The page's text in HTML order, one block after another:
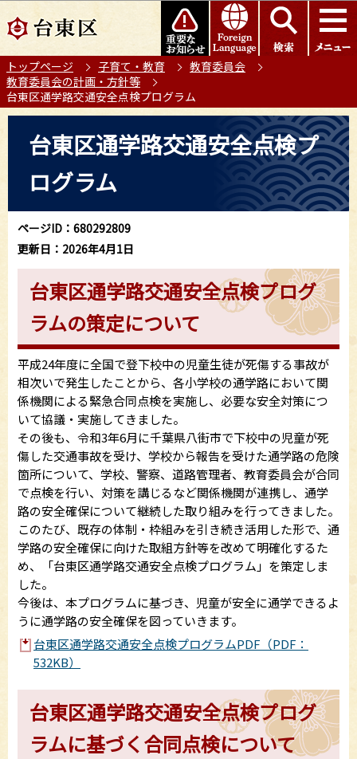
の
ー
ジ
の
このページの本文へ移動
トップページ 子育て・教育
教育委員会
教育委員会の計画・方針等
台東区通学路交通安全点検プログラム
ら
台東区通学路交通安全点検プ
ログラム
ページID：680292809
更新日：2026年4月1日
台東区通学路交通安全点検プログ
ラムの策定について
平成24年度に全国で登下校中の児童生徒が死傷する事故が
相次いで発生したことから、各小学校の通学路において関
係機関による緊急合同点検を実施し、必要な安全対策につ
いて協議・実施してきました。
その後も、令和3年6月に千葉県八街市で下校中の児童が死
傷した交通事故を受け、学校から報告を受けた通学路の危険
箇所について、学校、警察、道路管理者、教育委員会が合同
で点検を行い、対策を講じるなど関係機関が連携し、通学
路の安全確保について継続した取り組みを行ってきました。
このたび、既存の体制・枠組みを引き続き活用した形で、通
学路の安全確保に向けた取組方針等を改めて明確化するた
め、「台東区通学路交通安全点検プログラム」を策定しま
した。
今後は、本プログラムに基づき、児童が安全に通学できるよ
うに通学路の安全確保を図っていきます。
台東区通学路交通安全点検プログラムPDF（PDF：
532KB）
台東区通学路交通安全点検プログ
ラムに基づく合同点検について